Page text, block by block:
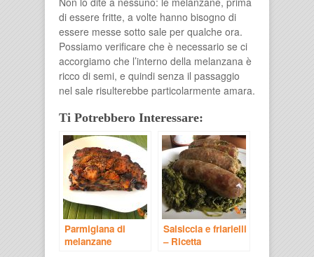
di essere fritte, a volte hanno bisogno di
essere messe sotto sale per qualche ora.
Possiamo verificare che è necessario se ci
accorgiamo che l’interno della melanzana è
ricco di semi, e quindi senza il passaggio
nel sale risulterebbe particolarmente amara.
Ti Potrebbero Interessare:
Parmigiana di
melanzane
Salsiccia e friarielli
– Ricetta